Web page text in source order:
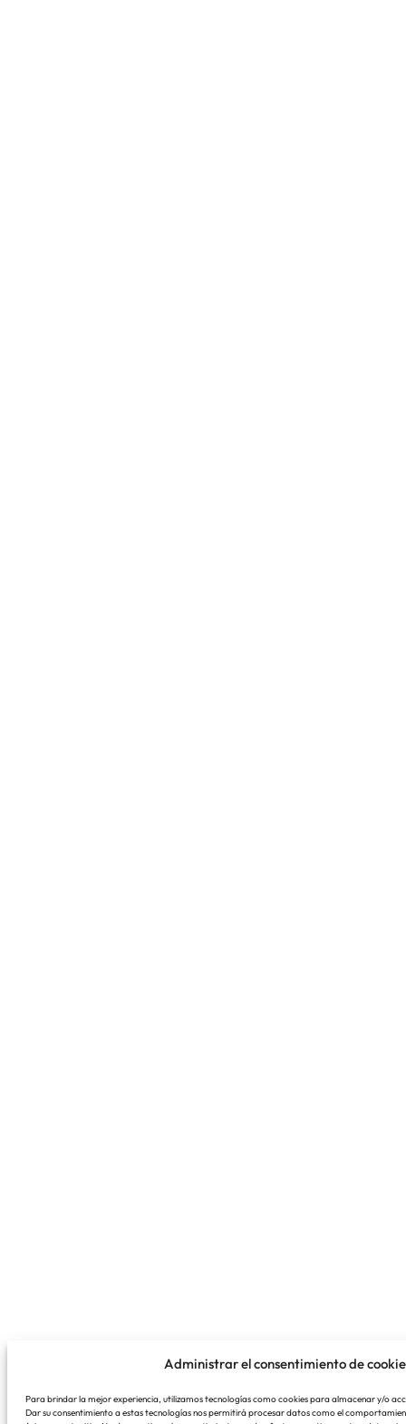
Administrar el consentimiento de
Para brindar la mejor experiencia, utilizamos tecnologías como cookies para almacenar y/o
Dar su consentimiento a estas tecnologías nos permitirá procesar datos como el